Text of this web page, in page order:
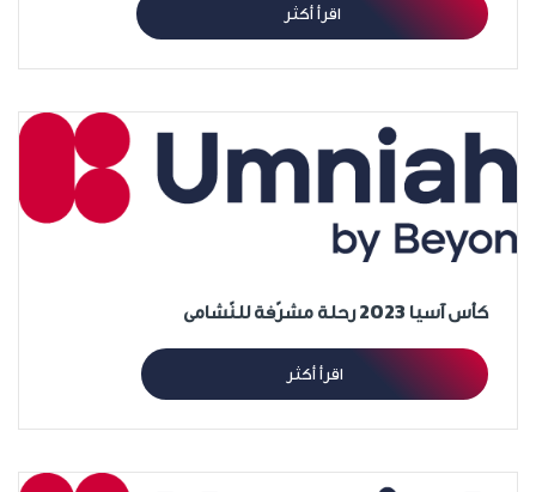
اقرأ أكثر
كأس آسيا 2023 رحلة مشرّفة للنّشامى
اقرأ أكثر